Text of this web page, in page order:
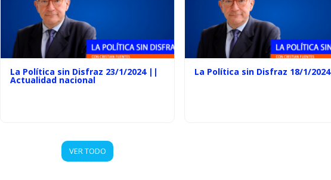
La Política sin Disfraz 23/1/2024 ||
Actualidad nacional
La Política sin Disfraz 18/1/2024
VER TODO